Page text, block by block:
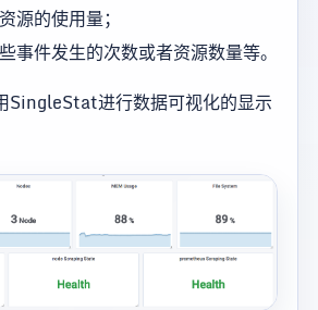
源的使用量；
事件发生的次数或者资源数量等。
SingleStat进行数据可视化的显示